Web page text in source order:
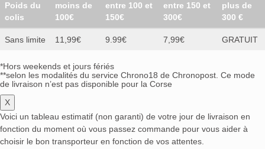
Poids du
colis
moins de
100€
entre 100 et
150€
entre 150 et
300€
plus de
300 €
Sans limite 11,99€ 9.99€ 7,99€ GRATUIT
*Hors weekends et jours fériés
**selon les modalités du service Chrono18 de Chronopost. Ce mode
de livraison n’est pas disponible pour la Corse
X
Voici un tableau estimatif (non garanti) de votre jour de livraison en
fonction du moment où vous passez commande pour vous aider à
choisir le bon transporteur en fonction de vos attentes.